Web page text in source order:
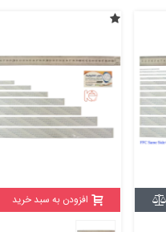
افزودن به سبد خرید